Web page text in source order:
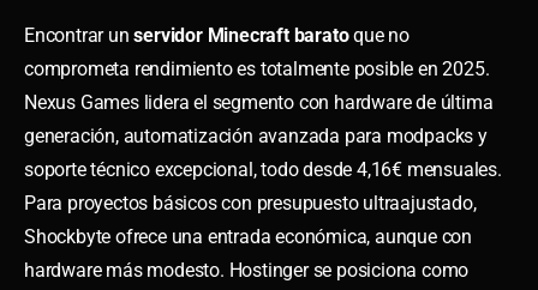
Encontrar unservidor Minecraft baratoque no
comprometa rendimiento es totalmente posible en 2025.
Nexus Games lidera el segmento con hardware de última
generación, automatización avanzada para modpacks y
soporte técnico excepcional, todo desde 4,16€ mensuales.
Para proyectos básicos con presupuesto ultraajustado,
Shockbyte ofrece una entrada económica, aunque con
hardware más modesto. Hostinger se posiciona como